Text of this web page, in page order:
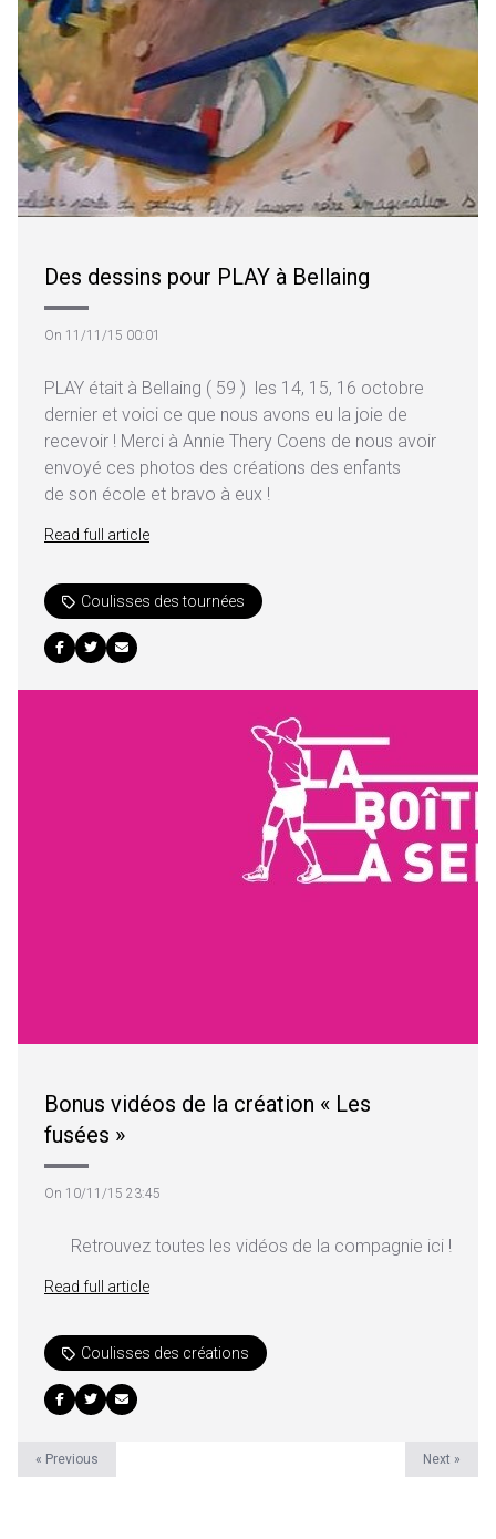
Des dessins pour PLAY à Bellaing
On 11/11/15 00:01
PLAY était à Bellaing ( 59 ) les 14, 15, 16 octobre
dernier et voici ce que nous avons eu la joie de
recevoir ! Merci à Annie Thery Coens de nous avoir
envoyé ces photos des créations des enfants
de son école et bravo à eux !
Read full article
Coulisses des tournées
Bonus vidéos de la création « Les
fusées »
On 10/11/15 23:45
Retrouvez toutes les vidéos de la compagnie ici !
Read full article
Coulisses des créations
« Previous Next »